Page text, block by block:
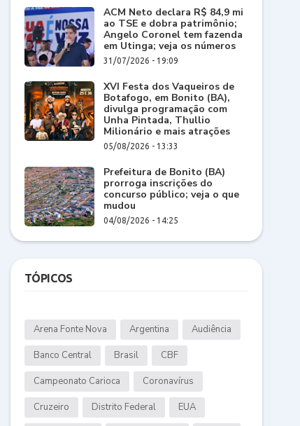
ACM Neto declara R$ 84,9 mi
ao TSE e dobra patrimônio;
Angelo Coronel tem fazenda
em Utinga; veja os números
31/07/2026 - 19:09
XVI Festa dos Vaqueiros de
Botafogo, em Bonito (BA),
divulga programação com
Unha Pintada, Thullio
Milionário e mais atrações
05/08/2026 - 13:33
Prefeitura de Bonito (BA)
prorroga inscrições do
concurso público; veja o que
mudou
04/08/2026 - 14:25
TÓPICOS
Arena Fonte Nova Argentina Audiência
Banco Central Brasil CBF
Campeonato Carioca Coronavírus
Cruzeiro Distrito Federal EUA